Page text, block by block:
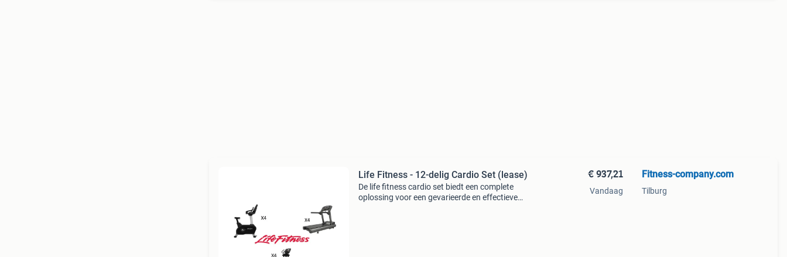
Life Fitness - 12-delig Cardio Set (lease)
De life fitness cardio set biedt een complete
oplossing voor een gevarieerde en effectieve
€ 937,21
Vandaag
Fitness-company.com
Tilburg